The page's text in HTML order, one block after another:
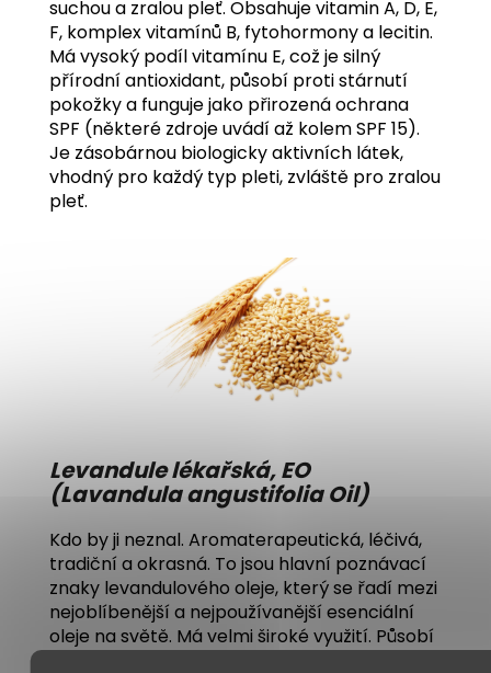
suchou a zralou pleť. Obsahuje vitamin A, D, E,
F, komplex vitamínů B, fytohormony a lecitin.
Má vysoký podíl vitamínu E, což je silný
přírodní antioxidant, působí proti stárnutí
pokožky a funguje jako přirozená ochrana
SPF (některé zdroje uvádí až kolem SPF 15).
Je zásobárnou biologicky aktivních látek,
vhodný pro každý typ pleti, zvláště pro zralou
pleť.
Levandule lékařská, EO
(Lavandula angustifolia Oil)
Kdo by ji neznal. Aromaterapeutická, léčivá,
tradiční a okrasná. To jsou hlavní poznávací
znaky levandulového oleje, který se řadí mezi
nejoblíbenější a nejpoužívanější esenciální
oleje na světě. Má velmi široké využití. Působí